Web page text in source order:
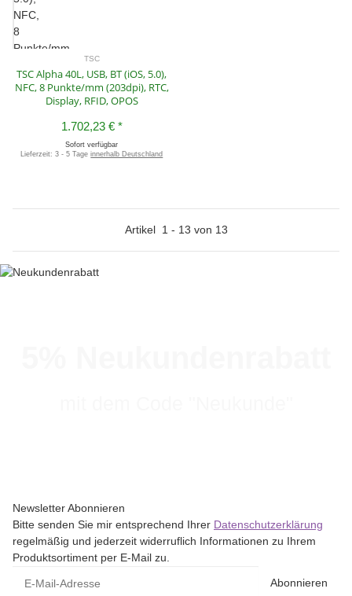
TSC
TSC Alpha 40L, USB, BT (iOS, 5.0),
NFC, 8 Punkte/mm (203dpi), RTC,
Display, RFID, OPOS
1.702,23 € *
Sofort verfügbar
Lieferzeit:3 - 5 Tageinnerhalb Deutschland
Artikel 1 - 13 von 13
Newsletter Abonnieren
Bitte senden Sie mir entsprechend Ihrer Datenschutzerklärung
regelmäßig und jederzeit widerruflich Informationen zu Ihrem
Produktsortiment per E-Mail zu.
Abonnieren